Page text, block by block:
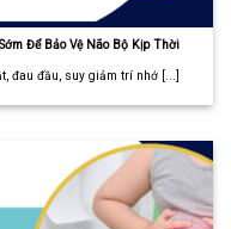
Để Bảo Vệ Não Bộ Kịp Thời
đau đầu, suy giảm trí nhớ [...]